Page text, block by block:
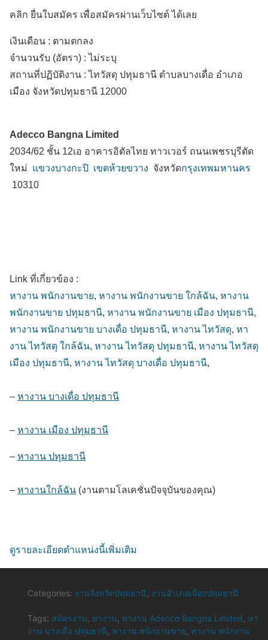
คลิก ยื่นใบสมัคร เพื่อสมัครผ่านเว็บไซต์ ได้เลย
เงินเดือน : ตามตกลง
จำนวนรับ (อัตรา) : ไม่ระบุ
สถานที่ปฏิบัติงาน :ไทวัสดุ ปทุมธานี ตำบลบางเดื่อ อำเภอ
เมือง จังหวัดปทุมธานี 12000
Adecco Bangna Limited
2034/62 ชั้น 12เอ อาคารอิตัลไทย ทาวเวอร์ ถนนเพชรบุรีตัด
ใหม่ แขวงบางกะปิ เขตห้วยขวาง จังหวัดกรุงเทพมหานคร
10310
Link ที่เกี่ยวข้อง :
หางาน พนักงานขาย, หางาน พนักงานขาย ใกล้ฉัน, หางาน
พนักงานขาย ปทุมธานี, หางาน พนักงานขาย เมือง ปทุมธานี,
หางาน พนักงานขาย บางเดื่อ ปทุมธานี, หางาน ไทวัสดุ, หา
งาน ไทวัสดุ ใกล้ฉัน, หางาน ไทวัสดุ ปทุมธานี, หางาน ไทวัสดุ
เมือง ปทุมธานี, หางาน ไทวัสดุ บางเดื่อ ปทุมธานี,
– หางาน บางเดื่อ ปทุมธานี
– หางาน เมือง ปทุมธานี
– หางาน ปทุมธานี
– หางานใกล้ฉัน (งานตามโลเคชั่นปัจจุบันของคุณ)
ดูรายละเอียดตำแหน่งนี้เพิ่มเติม
Categories: งานจังหวัดปทุมธานี งานอำเภอเมืองปทุมธานี
Tags: สมัครงาน หางาน หางาน Adecco Bangna Limited หา
งาน บางเดื่อ ปทุมธานี หางาน พนักงานขาย หางาน พนักงาน